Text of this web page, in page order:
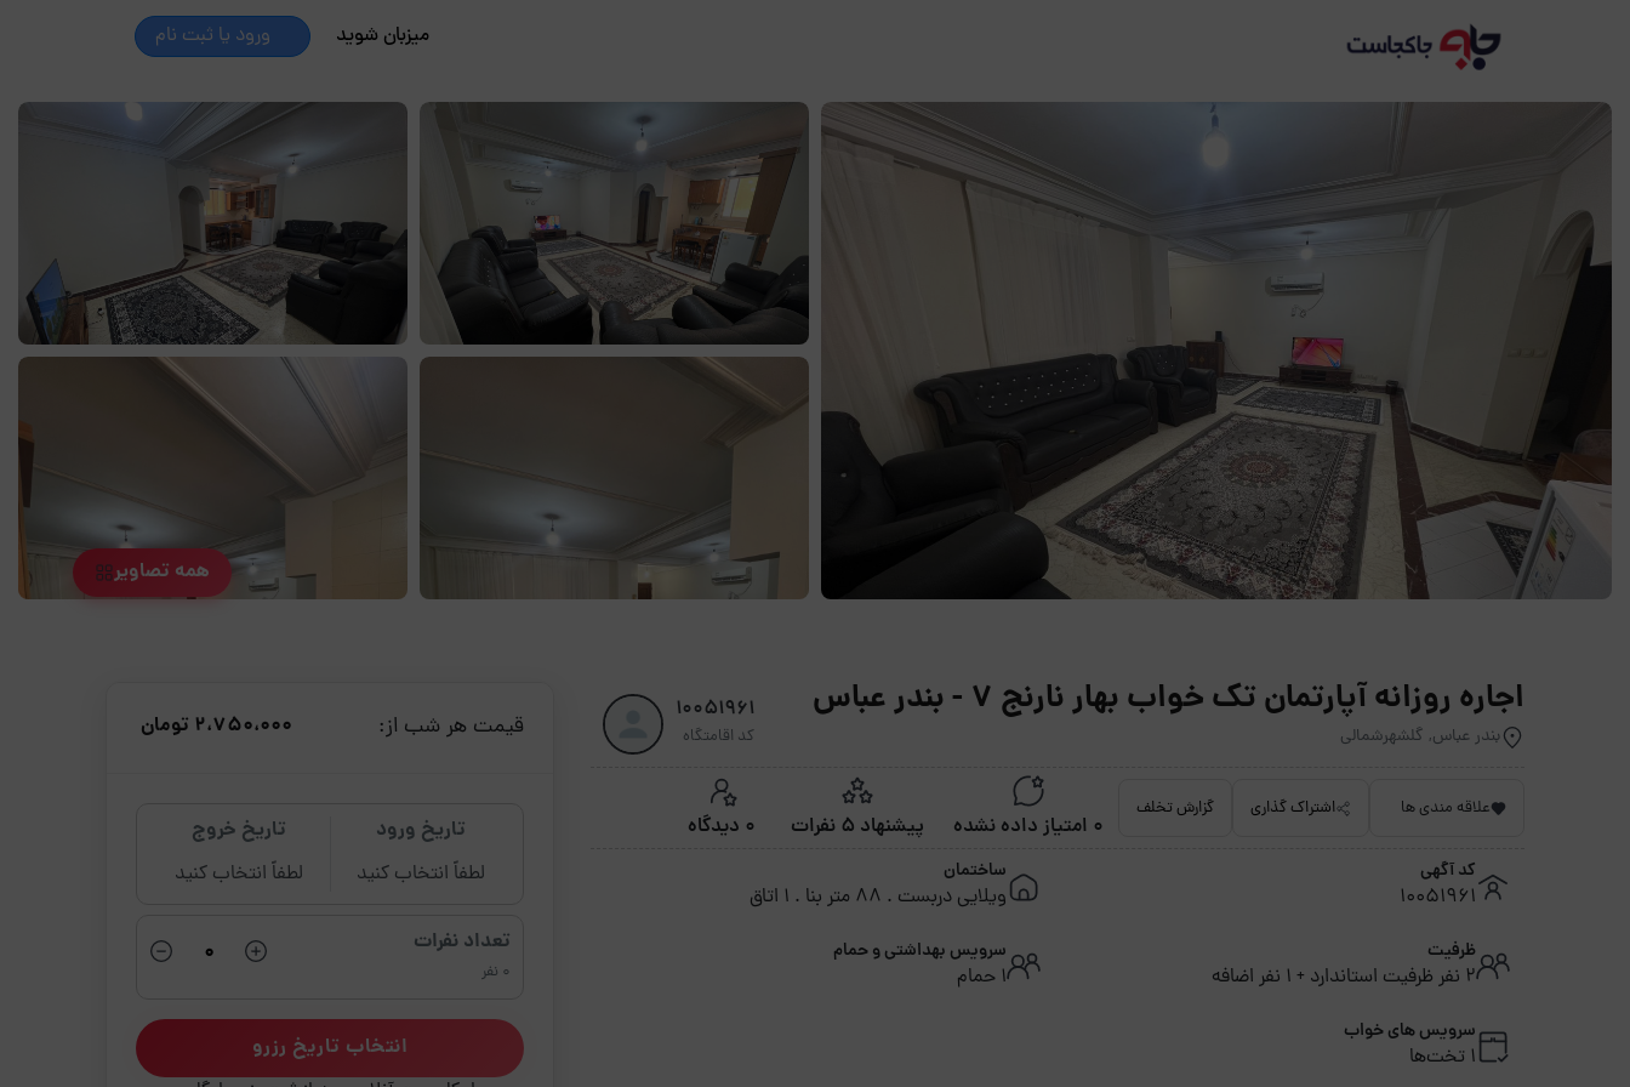
میزبان شوید ورود یا ثبت نام
همه تصاویر
اجاره روزانه آپارتمان تک خواب بهار نارنج 7 - بندر عباس
بندر عباس, گلشهرشمالی
10051961
کد اقامتگاه
علاقه مندی ها اشتراک گذاری گزارش تخلف
0 امتیاز داده نشده پیشنهاد 5 نفرات 0 دیدگاه
کد آگهی
10051961
ساختمان
ویلایی دربست . 88 متر بنا . 1 اتاق
ظرفیت
2 نفر ظرفیت استاندارد + 1 نفر اضافه
سرویس بهداشتی و حمام
1 حمام
سرویس های خواب
1 تخت‌ها
قیمت هر شب از: 2،750،000 تومان
تاریخ ورود
لطفاً انتخاب کنید
تاریخ خروج
لطفاً انتخاب کنید
تعداد نفرات
0 نفر
انتخاب تاریخ رزرو